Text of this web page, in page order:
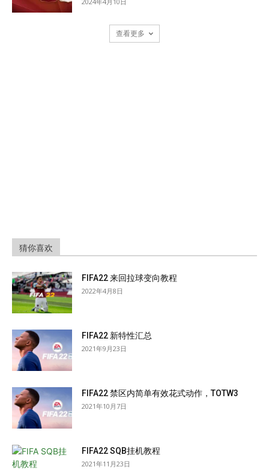
查看更多
猜你喜欢
FIFA22 来回拉球变向教程
2022年4月8日
FIFA22 新特性汇总
2021年9月23日
FIFA22 禁区内简单有效花式动作，TOTW3
2021年10月7日
FIFA22 SQB挂机教程
2021年11月23日